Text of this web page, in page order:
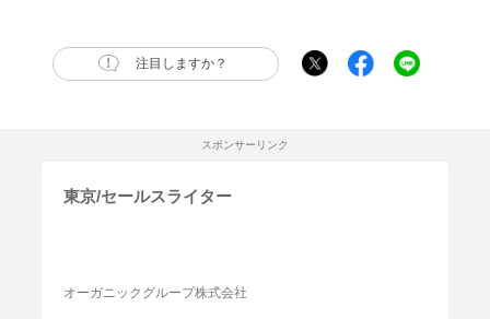
注目しますか？
スポンサーリンク
東京/セールスライター
オーガニックグループ株式会社